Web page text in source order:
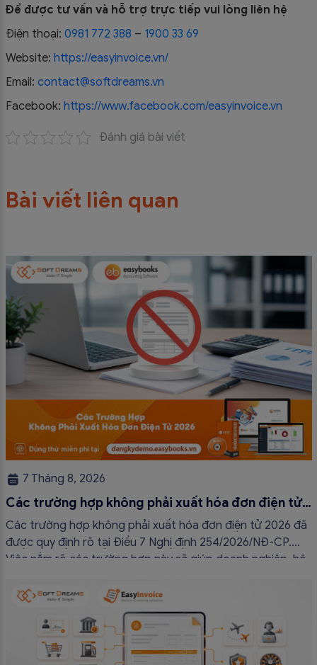
Để được tư vấn và hỗ trợ trực tiếp vui lòng liên hệ
Điện thoại: 0981 772 388 – 1900 33 69
Website: https://easyinvoice.vn/
Email: contact@softdreams.vn
Facebook: https://www.facebook.com/easyinvoice.vn
Đánh giá bài viết
Bài viết liên quan
7 Tháng 8, 2026
Các trường hợp không phải xuất hóa đơn điện tử
2026
Các trường hợp không phải xuất hóa đơn điện tử 2026 đã
được quy định rõ tại Điều 7 Nghị định 254/2026/NĐ-CP.
Việc nắm rõ các trường hợp này sẽ giúp doanh nghiệp, hộ
tránh lập hóa đơn không cần thiết hoặc áp […]